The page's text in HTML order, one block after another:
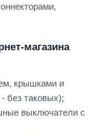
магазина
крышками и
без таковых);
выключатели с